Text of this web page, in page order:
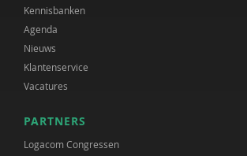
Kennisbanken
Agenda
Nieuws
Klantenservice
Vacatures
PARTNERS
Logacom Congressen